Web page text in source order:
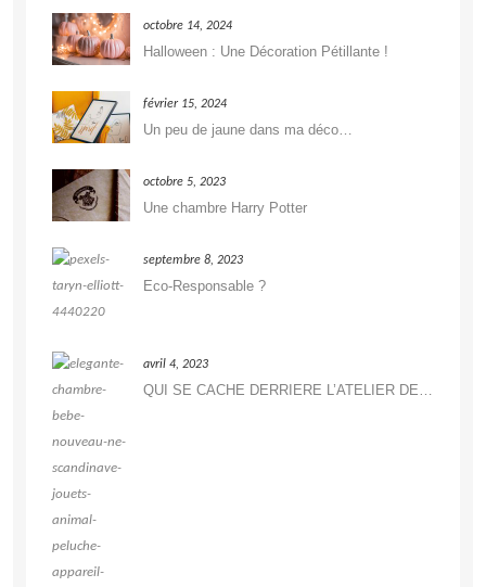
octobre 14, 2024
Halloween : Une Décoration Pétillante !
février 15, 2024
Un peu de jaune dans ma déco…
octobre 5, 2023
Une chambre Harry Potter
septembre 8, 2023
Eco-Responsable ?
avril 4, 2023